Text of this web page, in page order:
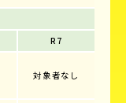
R7
対象者なし